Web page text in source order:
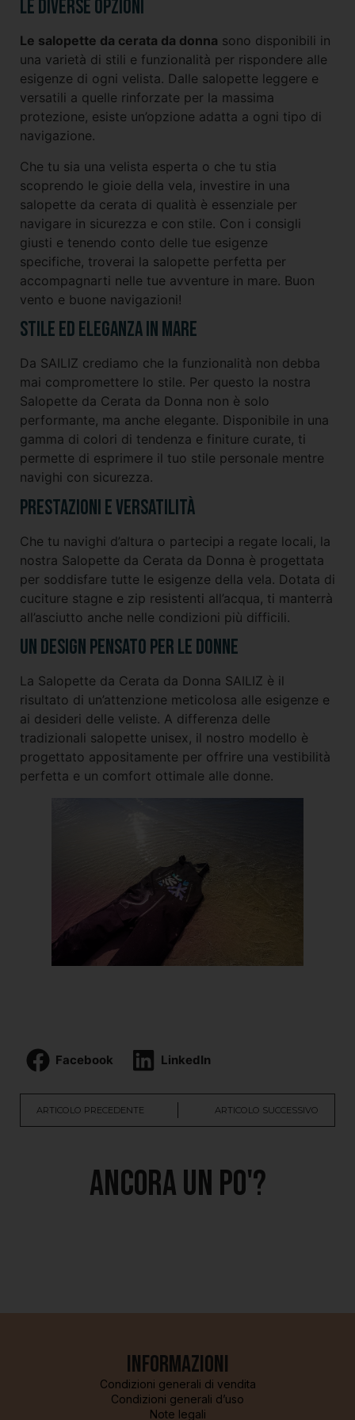
Le diverse opzioni
Le salopette da cerata da donna sono disponibili in
una varietà di stili e funzionalità per rispondere alle
esigenze di ogni velista. Dalle salopette leggere e
versatili a quelle rinforzate per la massima
protezione, esiste un’opzione adatta a ogni tipo di
navigazione.
Che tu sia una velista esperta o che tu stia
scoprendo le gioie della vela, investire in una
salopette da cerata di qualità è essenziale per
navigare in sicurezza e con stile. Con i consigli
giusti e tenendo conto delle tue esigenze
specifiche, troverai la salopette perfetta per
accompagnarti nelle tue avventure in mare. Buon
vento e buone navigazioni!
Stile ed eleganza in mare
Da SAILIZ crediamo che la funzionalità non debba
mai compromettere lo stile. Per questo la nostra
Salopette da Cerata da Donna non è solo
performante, ma anche elegante. Disponibile in una
gamma di colori di tendenza e finiture curate, ti
permette di esprimere il tuo stile personale mentre
navighi con sicurezza.
Prestazioni e versatilità
Che tu navighi d’altura o partecipi a regate locali, la
nostra Salopette da Cerata da Donna è progettata
per soddisfare tutte le esigenze della vela. Dotata di
cuciture stagne e zip resistenti all’acqua, ti manterrà
all’asciutto anche nelle condizioni più difficili.
Un design pensato per le donne
La Salopette da Cerata da Donna SAILIZ è il
risultato di un’attenzione meticolosa alle esigenze e
ai desideri delle veliste. A differenza delle
tradizionali salopette unisex, il nostro modello è
progettato appositamente per offrire una vestibilità
perfetta e un comfort ottimale alle donne.
Facebook LinkedIn
ARTICOLO PRECEDENTE ARTICOLO SUCCESSIVO
Ancora un po'?
Informazioni
Condizioni generali di vendita
Condizioni generali d’uso
Note legali